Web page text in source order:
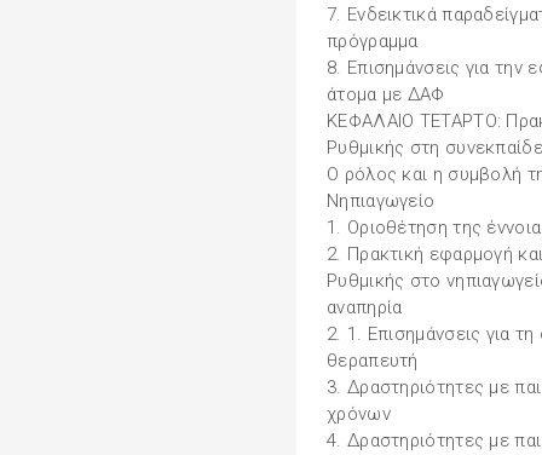
7. Ενδεικτικά
πρόγραμμα
8. Επισημάνσεις για την
άτομα με ΔΑΦ
ΚΕΦΑΛΑΙΟ ΤΕΤΑΡΤΟ:
Ρυθμικής στη
Ο ρόλος και η συμβολή
Νηπιαγωγείο
1. Οριοθέτηση της
2. Πρακτική εφαρμογή
Ρυθμικής στο
αναπηρία
2. 1. Επισημάνσεις για
θεραπευτή
3. Δραστηριότητες με
χρόνων
4. Δραστηριότητες με